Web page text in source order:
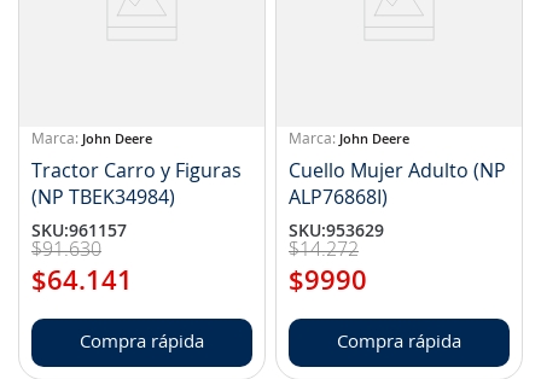
John Deere
Tractor Carro y Figuras
(NP TBEK34984)
SKU:961157
$91.630
$64.141
Compra rápida
John Deere
Cuello Mujer Adulto (NP
ALP76868I)
SKU:953629
$14.272
$9990
Compra rápida